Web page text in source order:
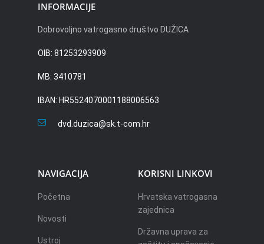
INFORMACIJE
Dobrovoljno vatrogasno društvo DUŽICA
OIB: 81253293909
MB: 3410781
IBAN: HR5524070001188006563
dvd.duzica@sk.t-com.hr
NAVIGACIJA
Početna
Novosti
Ustroj
KORISNI LINKOVI
Hrvatska vatrogasna
zajednica
Državna uprava za